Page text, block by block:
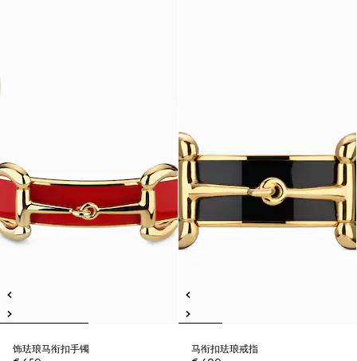
饰珐琅马衔扣手镯
马衔扣珐琅戒指